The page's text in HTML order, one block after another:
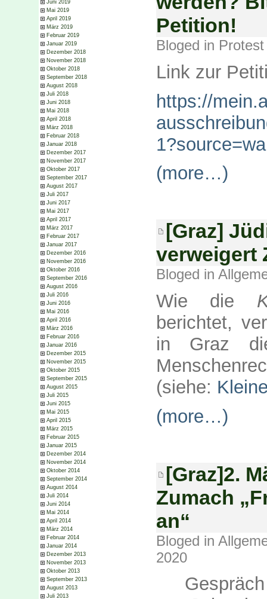
Juni 2019
Mai 2019
April 2019
März 2019
Februar 2019
Januar 2019
Dezember 2018
November 2018
Oktober 2018
September 2018
August 2018
Juli 2018
Juni 2018
Mai 2018
April 2018
März 2018
Februar 2018
Januar 2018
Dezember 2017
November 2017
Oktober 2017
September 2017
August 2017
Juli 2017
Juni 2017
Mai 2017
April 2017
März 2017
Februar 2017
Januar 2017
Dezember 2016
November 2016
Oktober 2016
September 2016
August 2016
Juli 2016
Juni 2016
Mai 2016
April 2016
März 2016
Februar 2016
Januar 2016
Dezember 2015
November 2015
Oktober 2015
September 2015
August 2015
Juli 2015
Juni 2015
Mai 2015
April 2015
März 2015
Februar 2015
Januar 2015
Dezember 2014
November 2014
Oktober 2014
September 2014
August 2014
Juli 2014
Juni 2014
Mai 2014
April 2014
März 2014
Februar 2014
Januar 2014
Dezember 2013
November 2013
Oktober 2013
September 2013
August 2013
Juli 2013
Petition!
Bloged in Protest
Link zur
https://
1?source=wa
(more…)
[Graz]
verweigert
Bloged in
Wie die
berichtet,
in Graz
(siehe:
(more…)
[Graz]2.
Zumach
an“
Bloged in
2020